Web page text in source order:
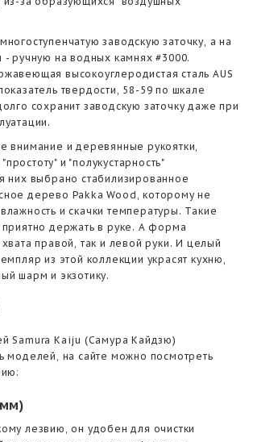
заводскую заточку, а на
- ручную на водных камнях #3000.
высокоуглеродистая сталь AUS
твердости, 58-59 по шкале
сохранит заводскую заточку даже при
внимание и деревянные рукоятки,
и "полукустарность"
них выбрано стабилизированное
дерево Pakka Wood, которому не
и скачки температуры. Такие
приятно держать в руке. А форма
правой, так и левой руки. И целый
из этой коллекции украсят кухню,
шарм и экзотику.
Samura Kaiju (Самура Кайдзю)
моделей, на сайте можно посмотреть
лезвию, он удобен для очистки